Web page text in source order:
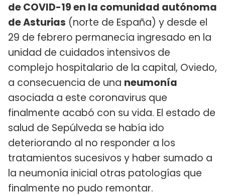
de COVID-19 en la comunidad autónoma
de Asturias (norte de España) y desde el
29 de febrero permanecía ingresado en la
unidad de cuidados intensivos de
complejo hospitalario de la capital, Oviedo,
a consecuencia de una neumonía
asociada a este coronavirus que
finalmente acabó con su vida. El estado de
salud de Sepúlveda se había ido
deteriorando al no responder a los
tratamientos sucesivos y haber sumado a
la neumonía inicial otras patologías que
finalmente no pudo remontar.